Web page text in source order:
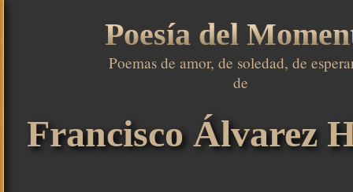
Poesía del
Poemas de amor, de soledad, de
de
Francisco Álvarez